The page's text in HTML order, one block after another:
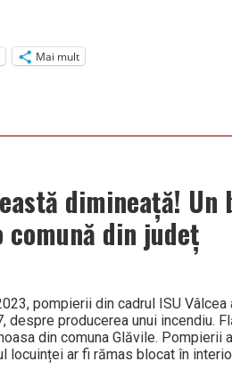
Mai mult
dimineață! Un
din județ
pompierii din cadrul ISU
despre producerea unui incendiu.
din comuna Glăvile. Pompierii
locuinței ar fi rămas blocat în